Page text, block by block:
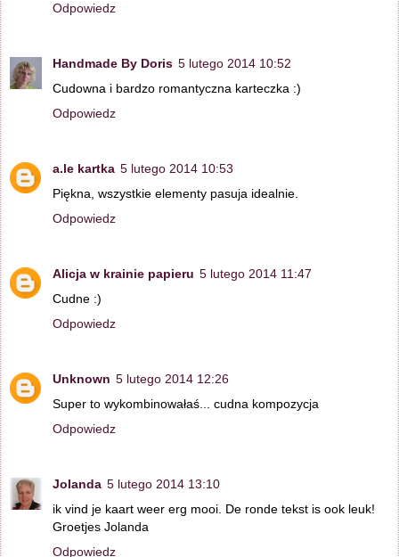
Odpowiedz
Handmade By Doris 5 lutego 2014 10:52
Cudowna i bardzo romantyczna karteczka :)
Odpowiedz
a.le kartka 5 lutego 2014 10:53
Piękna, wszystkie elementy pasuja idealnie.
Odpowiedz
Alicja w krainie papieru 5 lutego 2014 11:47
Cudne :)
Odpowiedz
Unknown 5 lutego 2014 12:26
Super to wykombinowałaś... cudna kompozycja
Odpowiedz
Jolanda 5 lutego 2014 13:10
ik vind je kaart weer erg mooi. De ronde tekst is ook leuk!
Groetjes Jolanda
Odpowiedz